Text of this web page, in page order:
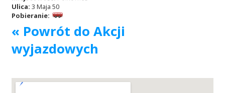
Akcje wyjazdowe
Krwiodawcy
Ulica: 3 Maja 50
Pobieranie:
« Powrót do Akcji
wyjazdowych